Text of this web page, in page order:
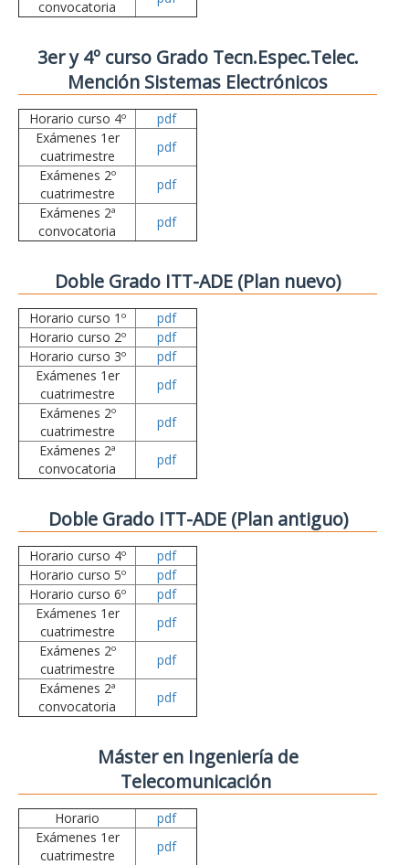
convocatoria
3er y 4º curso Grado Tecn.Espec.Telec.
Mención Sistemas Electrónicos
Horario curso 4º
pdf
Exámenes 1er
cuatrimestre
pdf
Exámenes 2º
cuatrimestre
pdf
Exámenes 2ª
convocatoria
pdf
Doble Grado ITT-ADE (Plan nuevo)
Horario curso 1º
pdf
Horario curso 2º
pdf
Horario curso 3º
pdf
Exámenes 1er
cuatrimestre
pdf
Exámenes 2º
cuatrimestre
pdf
Exámenes 2ª
convocatoria
pdf
Doble Grado ITT-ADE (Plan antiguo)
Horario curso 4º
pdf
Horario curso 5º
pdf
Horario curso 6º
pdf
Exámenes 1er
cuatrimestre
pdf
Exámenes 2º
cuatrimestre
pdf
Exámenes 2ª
convocatoria
pdf
Máster en Ingeniería de
Telecomunicación
Horario
pdf
Exámenes 1er
cuatrimestre
pdf